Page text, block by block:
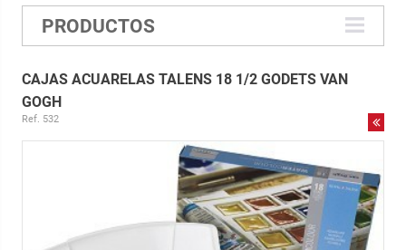
PRODUCTOS
CAJAS ACUARELAS TALENS 18 1/2 GODETS VAN
GOGH
Ref. 532